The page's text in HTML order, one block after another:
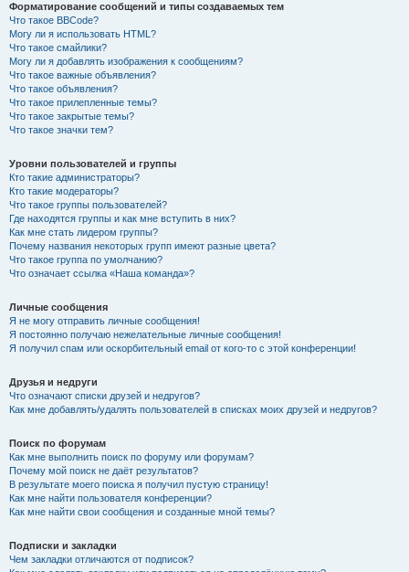
Форматирование сообщений и типы создаваемых тем
Что такое BBCode?
Могу ли я использовать HTML?
Что такое смайлики?
Могу ли я добавлять изображения к сообщениям?
Что такое важные объявления?
Что такое объявления?
Что такое прилепленные темы?
Что такое закрытые темы?
Что такое значки тем?
Уровни пользователей и группы
Кто такие администраторы?
Кто такие модераторы?
Что такое группы пользователей?
Где находятся группы и как мне вступить в них?
Как мне стать лидером группы?
Почему названия некоторых групп имеют разные цвета?
Что такое группа по умолчанию?
Что означает ссылка «Наша команда»?
Личные сообщения
Я не могу отправить личные сообщения!
Я постоянно получаю нежелательные личные сообщения!
Я получил спам или оскорбительный email от кого-то с этой конференции!
Друзья и недруги
Что означают списки друзей и недругов?
Как мне добавлять/удалять пользователей в списках моих друзей и недругов?
Поиск по форумам
Как мне выполнить поиск по форуму или форумам?
Почему мой поиск не даёт результатов?
В результате моего поиска я получил пустую страницу!
Как мне найти пользователя конференции?
Как мне найти свои сообщения и созданные мной темы?
Подписки и закладки
Чем закладки отличаются от подписок?